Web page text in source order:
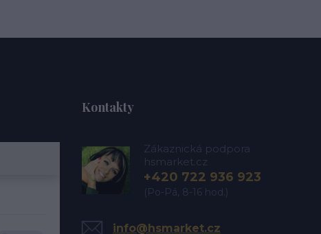
Kontakty
Zákaznická podpora
hsmarket.cz
+420 722 936 923
(Po-Pá, 8-16 hod.)
info@hsmarket.cz